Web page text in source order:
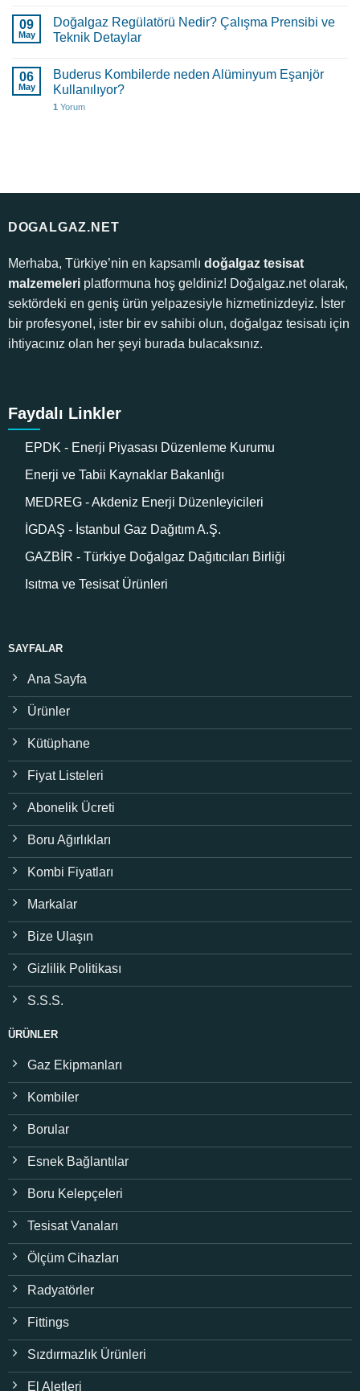
09
May
Doğalgaz Regülatörü Nedir? Çalışma Prensibi ve
Teknik Detaylar
06
May
Buderus Kombilerde neden Alüminyum Eşanjör
Kullanılıyor?
1 Yorum
DOGALGAZ.NET
Merhaba, Türkiye’nin en kapsamlı doğalgaz tesisat
malzemeleriplatformuna hoş geldiniz! Doğalgaz.net olarak,
sektördeki en geniş ürün yelpazesiyle hizmetinizdeyiz. İster
bir profesyonel, ister bir ev sahibi olun, doğalgaz tesisatı için
ihtiyacınız olan her şeyi burada bulacaksınız.
Faydalı Linkler
EPDK - Enerji Piyasası Düzenleme Kurumu
Enerji ve Tabii Kaynaklar Bakanlığı
MEDREG - Akdeniz Enerji Düzenleyicileri
İGDAŞ - İstanbul Gaz Dağıtım A.Ş.
GAZBİR - Türkiye Doğalgaz Dağıtıcıları Birliği
Isıtma ve Tesisat Ürünleri
SAYFALAR
Ana Sayfa
Ürünler
Kütüphane
Fiyat Listeleri
Abonelik Ücreti
Boru Ağırlıkları
Kombi Fiyatları
Markalar
Bize Ulaşın
Gizlilik Politikası
S.S.S.
ÜRÜNLER
Gaz Ekipmanları
Kombiler
Borular
Esnek Bağlantılar
Boru Kelepçeleri
Tesisat Vanaları
Ölçüm Cihazları
Radyatörler
Fittings
Sızdırmazlık Ürünleri
El Aletleri